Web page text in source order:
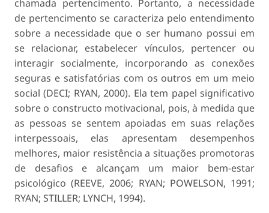
chamada pertencimento. Portanto, a necessidade
de pertencimento se caracteriza pelo entendimento
sobre a necessidade que o ser humano possui em
se relacionar, estabelecer vínculos, pertencer ou
interagir socialmente, incorporando as conexões
seguras e satisfatórias com os outros em um meio
social (DECI; RYAN, 2000). Ela tem papel significativo
sobre o constructo motivacional, pois, à medida que
as pessoas se sentem apoiadas em suas relações
interpessoais, elas apresentam desempenhos
melhores, maior resistência a situações promotoras
de desafios e alcançam um maior bem-estar
psicológico (REEVE, 2006; RYAN; POWELSON, 1991;
RYAN; STILLER; LYNCH, 1994).